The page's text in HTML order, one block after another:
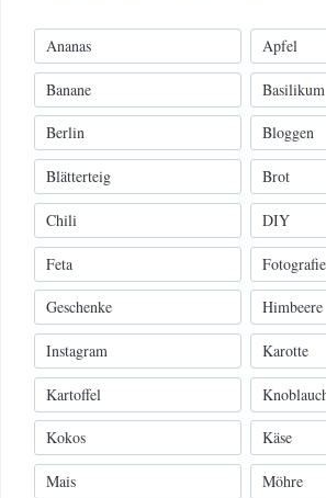
Ananas Apfel
Banane Basilikum
Berlin Bloggen
Blätterteig Brot
Chili DIY
Feta Fotografie
Geschenke Himbeere
Instagram Karotte
Kartoffel
Kokos Käse
Mais Möhre